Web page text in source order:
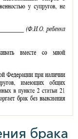
брака